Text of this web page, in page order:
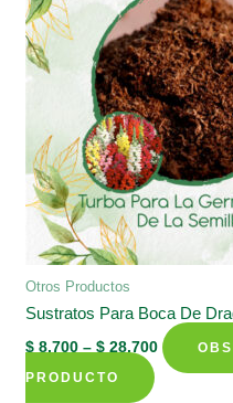
Otros Productos
Sustratos Para Boca De
$ 8.700 –$ 28.700
PRODUCTO
This